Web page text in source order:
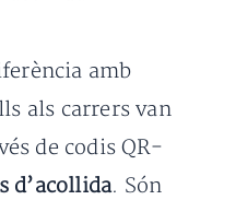
amb
als carrers van
de codis QR-
d’acollida. Són